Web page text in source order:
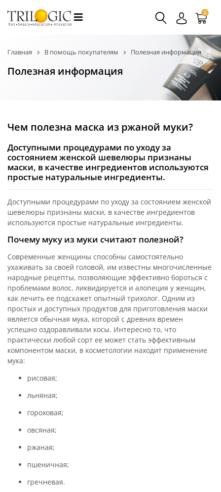
0
Главная В помощь покупателям Полезная информация
Полезная информация
Чем полезна маска из ржаной муки?
Доступными процедурами по уходу за
состоянием женской шевелюры признаны
маски, в качестве ингредиентов используются
простые натуральные ингредиенты.
Доступными процедурами по уходу за состоянием женской
шевелюры признаны маски, в качестве ингредиентов
используются простые натуральные ингредиенты.
Почему муку из муки считают полезной?
Современные женщины способны самостоятельно
ухаживать за своей головой, им известны многочисленные
народные рецепты, позволяющие эффективно бороться с
проблемами волос, ликвидируется и алопеция у женщин,
как лечить ее подскажет опытный трихолог. Одним из
простых и доступных продуктов для приготовления маски
является обычная мука, которой с древних времен
успешно оздоравливали косы. Интересно то, что
практически любой сорт ее может стать эффективным
компонентом маски, в косметологии находит применение
мука:
рисовая;
льняная;
гороховая;
овсяная;
ржаная;
пшеничная;
гречневая.